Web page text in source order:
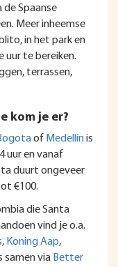
Spaanse
Meer inheemse
in het park en
uur te bereiken.
terrassen,
kom je er?
of Medellínis
4 uur en vanaf
duurt ongeveer
€100.
die Santa
vind je o.a.
, Koning Aap,
samen via Better